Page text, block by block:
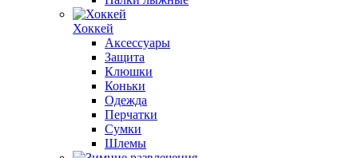
Хоккей
Аксессуары
Защита
Клюшки
Коньки
Одежда
Перчатки
Сумки
Шлемы